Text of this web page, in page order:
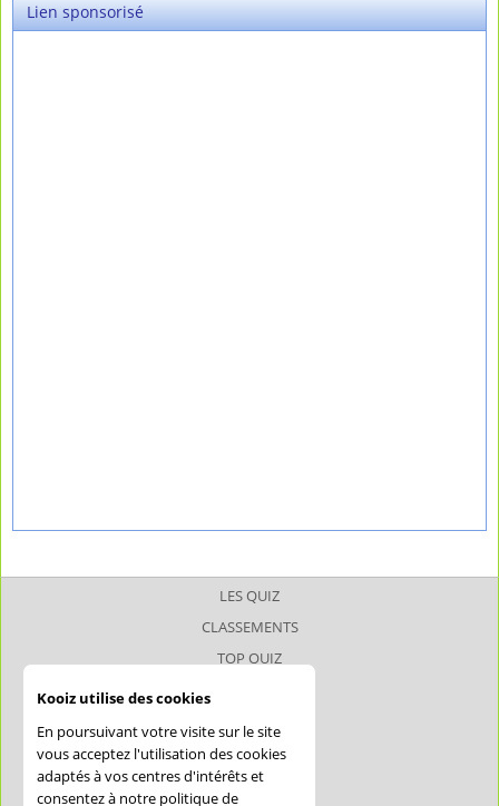
Lien sponsorisé
LES QUIZ
CLASSEMENTS
TOP QUIZ
JOKERQUIZ
AIDE
Kooiz utilise des cookies
En poursuivant votre visite sur le site
vous acceptez l'utilisation des cookies
adaptés à vos centres d'intérêts et
consentez à notre politique de